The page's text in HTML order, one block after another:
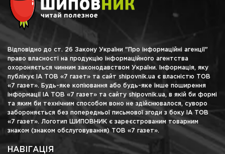
Відповідно до ст. 26 Закону України "Про інформаційні агенції"
право власності на продукцію інформаційного агентства
охороняється чинним законодавством України. Інформація, яку
публікує ІА ТОВ «7 газет» та сайт shipovnik.ua є власністю ТОВ
«7 газет». Будь-яке копіювання або будь-яке інше поширення
інформації ІА ТОВ «7 газет» та сайту shipovnik.ua, в якій би формі
та яким би технічним способом воно не здійснювалося, суворо
забороняється без попередньої письмової згоди з боку ІА ТОВ
«7 газет». Логотип ШИПОВНИК є зареєстрованим товарним
знаком (знаком обслуговування) ТОВ «7 газет».
НАВІГАЦІЯ